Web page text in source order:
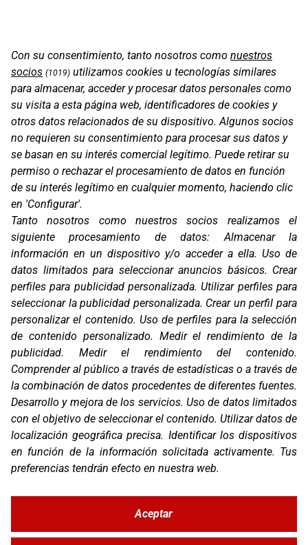
Oficinas
C/ Coneixement 5, 08850
Gavà (Barcelona)
Contacto
T. (+34) 93 638 38 60
Email:corver@corver.es
Compañía
Blog
Contacto
FAQ
Canal Ético
Zona Clientes
Síguenos
Con su consentimiento, tanto nosotros como nuestros
socios (1019) utilizamos cookies u tecnologías similares
para almacenar, acceder y procesar datos personales como
su visita a esta página web, identificadores de cookies y
otros datos relacionados de su dispositivo. Algunos socios
no requieren su consentimiento para procesar sus datos y
se basan en su interés comercial legítimo. Puede retirar su
permiso o rechazar el procesamiento de datos en función
de su interés legítimo en cualquier momento, haciendo clic
en 'Configurar'.
Tanto nosotros como nuestros socios realizamos el
siguiente procesamiento de datos:Almacenar la
información en un dispositivo y/o acceder a ella. Uso de
datos limitados para seleccionar anuncios básicos. Crear
perfiles para publicidad personalizada.Utilizar perfiles para
seleccionar la publicidad personalizada. Crear un perfil para
personalizar el contenido. Uso de perfiles para la selección
de contenido personalizado. Medir el rendimiento de la
publicidad. Medir el rendimiento del contenido.
Comprender al público a través de estadísticas o a través de
la combinación de datos procedentes de diferentes fuentes.
Desarrollo y mejora de los servicios.Uso de datos limitados
con el objetivo de seleccionar el contenido. Utilizar datos de
localización geográfica precisa. Identificar los dispositivos
en función de la información solicitada activamente. Tus
preferencias tendrán efecto en nuestra web.
Aceptar